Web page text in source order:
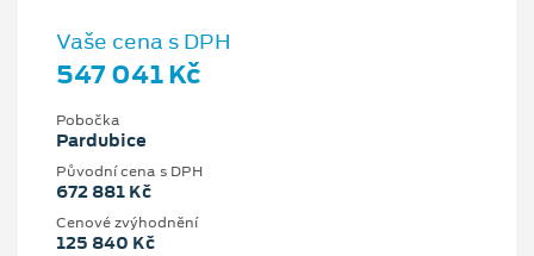
Vaše cena s DPH
547 041 Kč
Pobočka
Pardubice
Původní cena s DPH
672 881 Kč
Cenové zvýhodnění
125 840 Kč